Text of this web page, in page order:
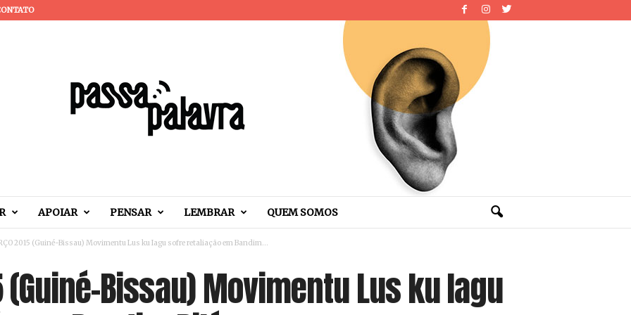
APOIAR PENSAR LEMBRAR QUEM SOMOS
2015 (Guiné-Bissau) Movimentu Lus ku Iagu sofre retaliação em Bandim...
(Guiné-Bissau) Movimentu Lus ku Iagu